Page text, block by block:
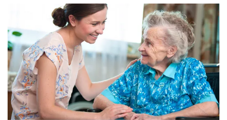
trabajan en diplomado para
creación y manejo de
estadísticas de turismo